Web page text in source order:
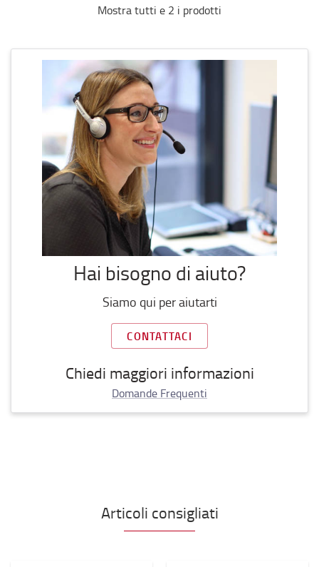
Mostra tutti e 2 i prodotti
Hai bisogno di aiuto?
Siamo qui per aiutarti
CONTATTACI
Chiedi maggiori informazioni
Domande Frequenti
Articoli consigliati